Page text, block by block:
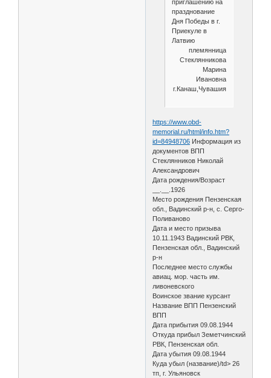
приглашению на
празднование
Дня Победы в г.
Приекуле в
Латвию
племянница
Стеклянникова
Марина
Ивановна
г.Канаш,Чувашия
https://www.obd-
memorial.ru/html/info.htm?
id=84948706 Информация из
документов ВПП
Стеклянников Николай
Александрович
Дата рождения/Возраст
__.__.1926
Место рождения Пензенская
обл., Вадинский р-н, с. Серго-
Поливаново
Дата и место призыва
10.11.1943 Вадинский РВК,
Пензенская обл., Вадинский
р-н
Последнее место службы
авиац. мор. часть им.
ливоневского
Воинское звание курсант
Название ВПП Пензенский
ВПП
Дата прибытия 09.08.1944
Откуда прибыл Земетчинский
РВК, Пензенская обл.
Дата убытия 09.08.1944
Куда убыл (название)/td> 26
тп, г. Ульяновск